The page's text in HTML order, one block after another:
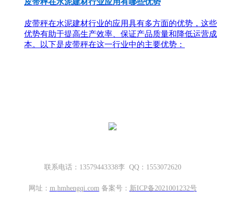
皮带秤在水泥建材行业应用有哪些优势
皮带秤在水泥建材行业的应用具有多方面的优势，这些
优势有助于提高生产效率、保证产品质量和降低运营成
本。以下是皮带秤在这一行业中的主要优势：
联系电话：13579443338李 QQ：1553072620
网址： m. hmhengqi.com 备案号： 新ICP备2021001232号